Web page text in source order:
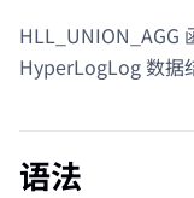
HLL_UNION_AGG
HyperLogLog 数据
语法